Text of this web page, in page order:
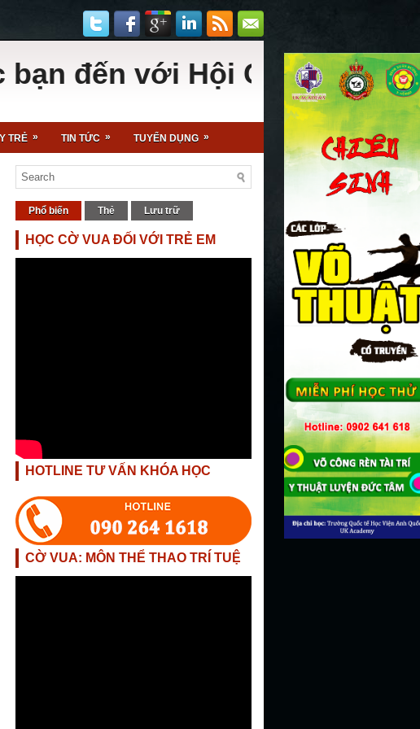
đến với Hội Cờ Vua - Sân
TRẺ » TIN TỨC » TUYỂN DỤNG »
Phổ biến Thẻ Lưu trữ
HỌC CỜ VUA ĐỐI VỚI TRẺ EM
HOTLINE TƯ VẤN KHÓA HỌC
CỜ VUA: MÔN THỂ THAO TRÍ TUỆ